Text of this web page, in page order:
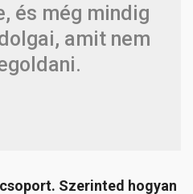
és még mindig
amit nem
Szerinted hogyan